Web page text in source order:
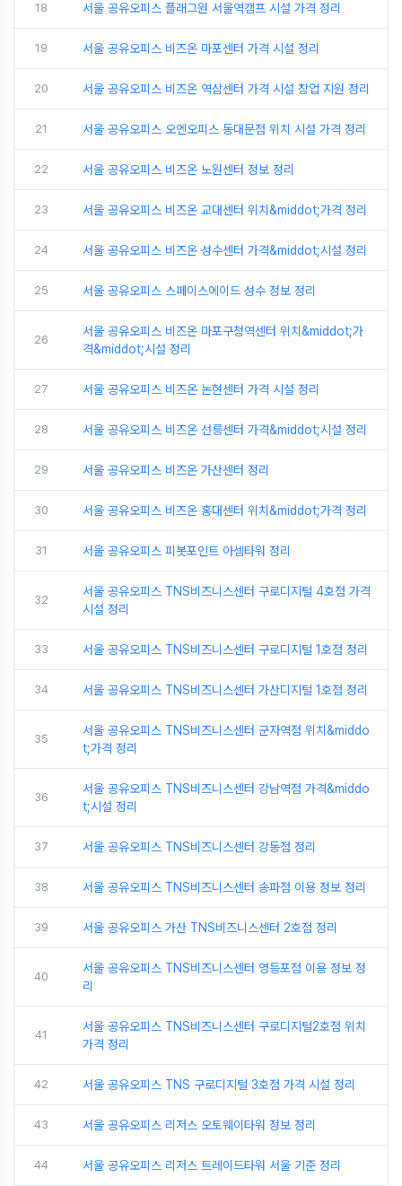
18 서울 공유오피스 플래그원 서울역캠프 시설 가격 정리
19 서울 공유오피스 비즈온 마포센터 가격 시설 정리
20 서울 공유오피스 비즈온 역삼센터 가격 시설 창업 지원 정리
21 서울 공유오피스 오엔오피스 동대문점 위치 시설 가격 정리
22 서울 공유오피스 비즈온 노원센터 정보 정리
23 서울 공유오피스 비즈온 교대센터 위치&middot;가격 정리
24 서울 공유오피스 비즈온 성수센터 가격&middot;시설 정리
25 서울 공유오피스 스페이스에이드 성수 정보 정리
26
서울 공유오피스 비즈온 마포구청역센터 위치&middot;가
격&middot;시설 정리
27 서울 공유오피스 비즈온 논현센터 가격 시설 정리
28 서울 공유오피스 비즈온 선릉센터 가격&middot;시설 정리
29 서울 공유오피스 비즈온 가산센터 정리
30 서울 공유오피스 비즈온 홍대센터 위치&middot;가격 정리
31 서울 공유오피스 피봇포인트 아셈타워 정리
32
서울 공유오피스 TNS비즈니스센터 구로디지털 4호점 가격
시설 정리
33 서울 공유오피스 TNS비즈니스센터 구로디지털 1호점 정리
34 서울 공유오피스 TNS비즈니스센터 가산디지털 1호점 정리
35
서울 공유오피스 TNS비즈니스센터 군자역점 위치&middo
t;가격 정리
36
서울 공유오피스 TNS비즈니스센터 강남역점 가격&middo
t;시설 정리
37 서울 공유오피스 TNS비즈니스센터 강동점 정리
38 서울 공유오피스 TNS비즈니스센터 송파점 이용 정보 정리
39 서울 공유오피스 가산 TNS비즈니스센터 2호점 정리
40
서울 공유오피스 TNS비즈니스센터 영등포점 이용 정보 정
리
41
서울 공유오피스 TNS비즈니스센터 구로디지털2호점 위치
가격 정리
42 서울 공유오피스 TNS 구로디지털 3호점 가격 시설 정리
43 서울 공유오피스 리저스 오토웨이타워 정보 정리
44 서울 공유오피스 리저스 트레이드타워 서울 기준 정리